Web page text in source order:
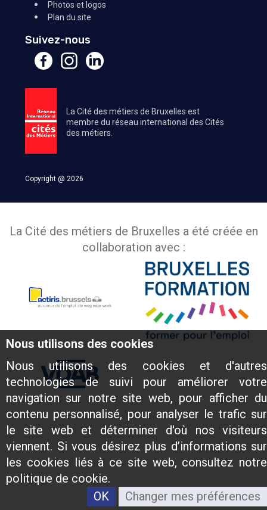
Nous utilisons des cookies
Nous utilisons des cookies et d'autres
technologies de suivi pour améliorer votre
navigation sur notre site web, pour afficher du
contenu personnalisé, pour analyser le trafic sur
le site web et déterminer d'où nos visiteurs
viennent. Si vous désirez plus d’informations sur
les cookies liés à ce site web, consultez notre
politique de cookie.
OK
Changer mes préférences
Photos et logos
Plan du site
Suivez-nous
La Cité des métiers de Bruxelles est
membre du réseau international des Cités
des métiers.
Copyright @ 2026
La Cité des métiers de Bruxelles a été créée en
collaboration avec :